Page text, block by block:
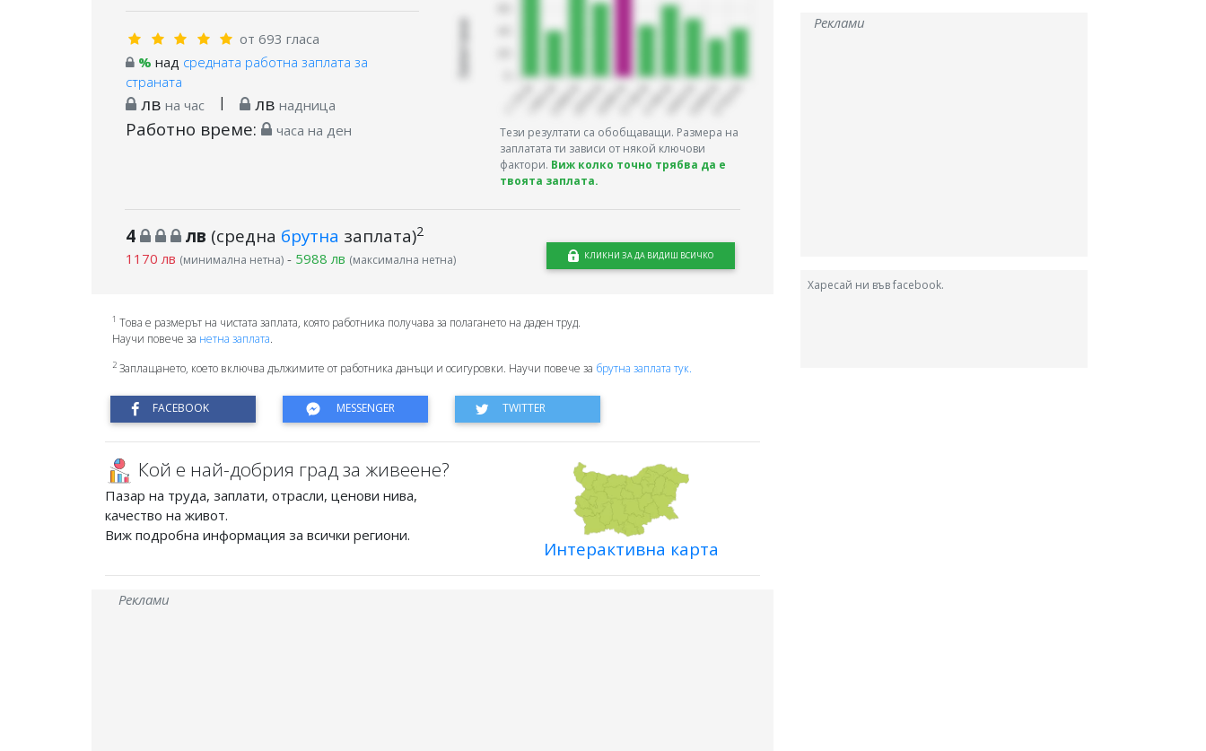
от 693 гласа
% над средната работна заплата за
страната
лв на час | лв надница
Работно време: часа на ден
Тези резултати са обобщаващи. Размера на
заплатата ти зависи от някой ключови
фактори. Виж колко точно трябва да е
твоята заплата.
4 лв (средна брутна заплата)2
1170 лв (минимална нетна)- 5988 лв (максимална нетна) КЛИКНИ ЗА ДА ВИДИШ ВСИЧКО
1 Това е размерът на чистата заплата, която работника получава за полагането на даден труд.
Научи повече за нетна заплата.
2Заплащането, което включва дължимите от работника данъци и осигуровки. Научи повече за брутна заплата тук.
Кой е най-добрия град за живеене?
Пазар на труда, заплати, отрасли, ценови нива,
качество на живот.
Виж подробна информация за всички региони.
Интерактивна карта
Реклами
Реклами
Харесай ни във facebook.